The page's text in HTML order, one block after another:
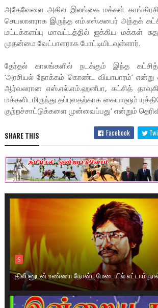
அதேவேளை அகில இலங்கை மக்கள்
செயலாளராக இருந்த எம்.எஸ்.சுபைர் அந்தக்
மட்டக்களப்பு மாவட்டத்தில் ஐக்கிய மக்கள்
முதன்மை வேட்பாளராக போட்டியிடவுள்ளார்.
தேர்தல் காலங்களில் நடக்கும் இந்த
‘அரசியல் நோக்கம் கொண்ட வியாபாரம்’ என்று
ஆர்வலரான எஸ்.எல்.எம்.ஹனீபா, கட்சித்
மக்களிடமிருந்து தப்புவதற்காக கையாளும்
குற்றச்சாட்டுக்களை முன்வைப்பது’ என்றும்
SHARE THIS Facebook
S
திலீபனுடன் உண்ணா நோன்பு மேடையில் எட்டாம்